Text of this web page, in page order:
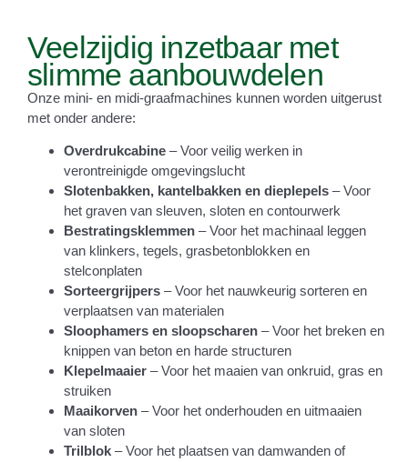
Veelzijdig inzetbaar met
slimme aanbouwdelen
Onze mini- en midi-graafmachines kunnen worden uitgerust
met onder andere:
Overdrukcabine – Voor veilig werken in
verontreinigde omgevingslucht
Slotenbakken, kantelbakken en dieplepels – Voor
het graven van sleuven, sloten en contourwerk
Bestratingsklemmen – Voor het machinaal leggen
van klinkers, tegels, grasbetonblokken en
stelconplaten
Sorteergrijpers – Voor het nauwkeurig sorteren en
verplaatsen van materialen
Sloophamers en sloopscharen – Voor het breken en
knippen van beton en harde structuren
Klepelmaaier – Voor het maaien van onkruid, gras en
struiken
Maaikorven – Voor het onderhouden en uitmaaien
van sloten
Trilblok – Voor het plaatsen van damwanden of